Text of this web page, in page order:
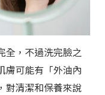
全，不過洗完臉之
膚可能有「外油內
對清潔和保養來說